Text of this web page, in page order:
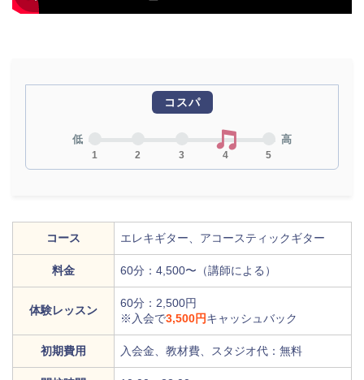
コスパ
低
1 2 3 4 5
高
コース エレキギター、アコースティックギター
料金 60分：4,500〜（講師による）
体験レッスン
60分：2,500円
※入会で3,500円キャッシュバック
初期費用 入会金、教材費、スタジオ代：無料